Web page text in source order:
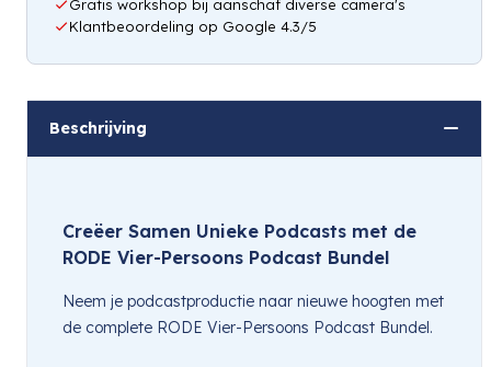
Gratis workshop bij aanschaf diverse camera's
Klantbeoordeling op Google 4.3/5
Beschrijving
Creëer Samen Unieke Podcasts met de
RODE Vier-Persoons Podcast Bundel
Neem je podcastproductie naar nieuwe hoogten met
de complete RODE Vier-Persoons Podcast Bundel.